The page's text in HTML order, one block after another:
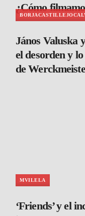
¿Cómo
János Valuska
el desorden y
de
MVILELA
‘Friends’ y el